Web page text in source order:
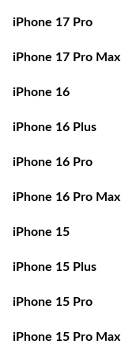
iPhone 17 Pro
iPhone 17 Pro Max
iPhone 16
iPhone 16 Plus
iPhone 16 Pro
iPhone 16 Pro Max
iPhone 15
iPhone 15 Plus
iPhone 15 Pro
iPhone 15 Pro Max